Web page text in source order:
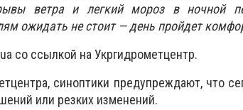
ветра и легкий мороз в ночной
ожидать не стоит — день пройдет
со ссылкой на Укргидрометцентр.
синоптики предупреждают, что
или резких изменений.